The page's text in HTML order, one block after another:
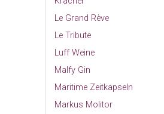
Le Grand Rève
Le Tribute
Luff Weine
Malfy Gin
Maritime Zeitkapseln
Markus Molitor